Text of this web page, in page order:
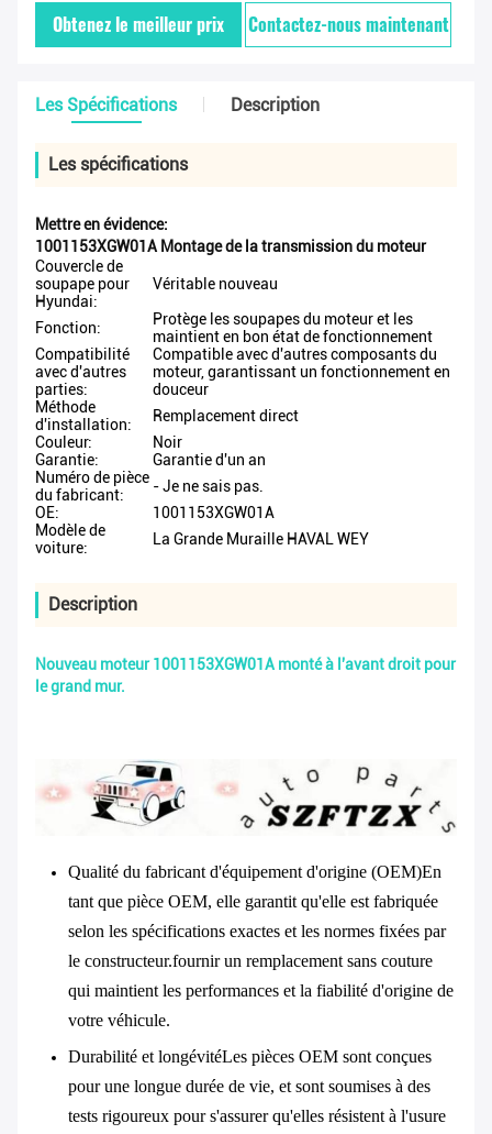
Obtenez le meilleur prix Contactez-nous maintenant
Les Spécifications Description
Les spécifications
Mettre en évidence:
1001153XGW01A Montage de la transmission du moteur
Couvercle de
soupape pour
Hyundai:
Véritable nouveau
Fonction:
Protège les soupapes du moteur et les
maintient en bon état de fonctionnement
Compatibilité
avec d'autres
parties:
Compatible avec d'autres composants du
moteur, garantissant un fonctionnement en
douceur
Méthode
d'installation:
Remplacement direct
Couleur:
Noir
Garantie:
Garantie d'un an
Numéro de pièce
du fabricant:
- Je ne sais pas.
OE:
1001153XGW01A
Modèle de
voiture:
La Grande Muraille HAVAL WEY
Description
Nouveau moteur 1001153XGW01A monté à l'avant droit pour
le grand mur.
Qualité du fabricant d'équipement d'origine (OEM)En
tant que pièce OEM, elle garantit qu'elle est fabriquée
selon les spécifications exactes et les normes fixées par
le constructeur.fournir un remplacement sans couture
qui maintient les performances et la fiabilité d'origine de
votre véhicule.
Durabilité et longévitéLes pièces OEM sont conçues
pour une longue durée de vie, et sont soumises à des
tests rigoureux pour s'assurer qu'elles résistent à l'usure